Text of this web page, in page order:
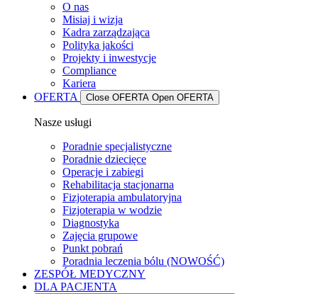
O nas
Misiaj i wizja
Kadra zarządzająca
Polityka jakości
Projekty i inwestycje
Compliance
Kariera
OFERTA
Close OFERTA Open OFERTA
Nasze usługi
Poradnie specjalistyczne
Poradnie dziecięce
Operacje i zabiegi
Rehabilitacja stacjonarna
Fizjoterapia ambulatoryjna
Fizjoterapia w wodzie
Diagnostyka
Zajęcia grupowe
Punkt pobrań
Poradnia leczenia bólu (NOWOŚĆ)
ZESPÓŁ MEDYCZNY
DLA PACJENTA